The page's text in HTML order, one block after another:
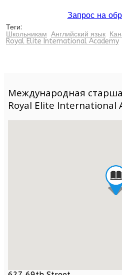
Запрос на
Теги:
Школьникам Английский язык
Royal Elite International Academy
Международная
Royal Elite International